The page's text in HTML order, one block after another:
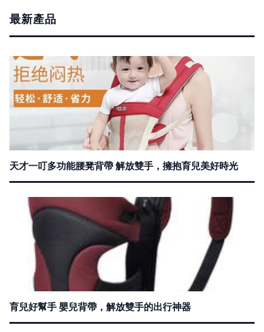
最新產品
天才一叮多功能腰凳背帶 解放雙手，擁抱育兒美好時光
育兒好幫手 嬰兒背帶，解放雙手的出行神器